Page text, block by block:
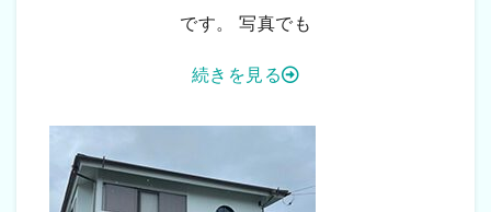
です。 写真でも
続きを見る